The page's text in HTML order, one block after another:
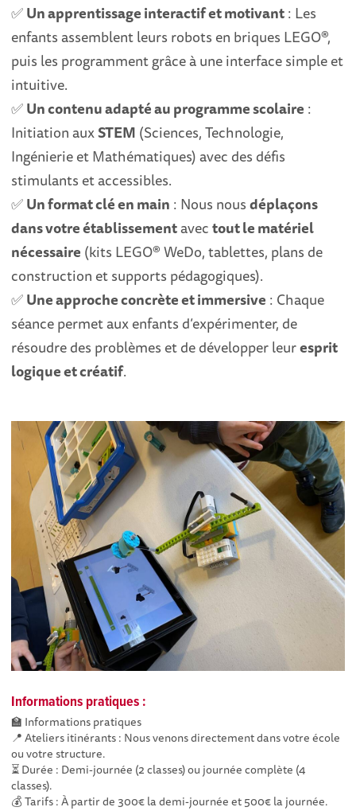
✅Un apprentissage interactif et motivant: Les
enfants assemblent leurs robots en briques LEGO®,
puis les programment grâce à une interface simple et
intuitive.
✅Un contenu adapté au programme scolaire :
Initiation auxSTEM (Sciences, Technologie,
Ingénierie et Mathématiques) avec des défis
stimulants et accessibles.
✅Un format clé en main : Nous nousdéplaçons
dans votre établissementavectout le matériel
nécessaire (kits LEGO® WeDo, tablettes, plans de
construction et supports pédagogiques).
✅Une approche concrète et immersive : Chaque
séance permet aux enfants d’expérimenter, de
résoudre des problèmes et de développer leuresprit
logique et créatif.
Informations pratiques :
🏫 Informations pratiques
📍 Ateliers itinérants : Nous venons directement dans votre école
ou votre structure.
⏳ Durée : Demi-journée (2 classes) ou journée complète (4
classes).
💰 Tarifs : À partir de 300€ la demi-journée et 500€ la journée.